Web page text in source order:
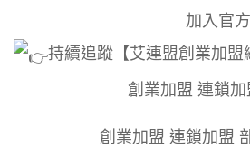
加入官
持續追蹤【艾連盟創業加盟
創業加盟 連鎖
創業加盟 連鎖加盟